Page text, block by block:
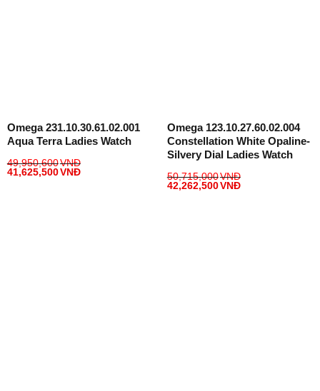
Omega 231.10.30.61.02.001
Aqua Terra Ladies Watch
49,950,600VNĐ
41,625,500VNĐ
Omega 123.10.27.60.02.004
Constellation White Opaline-
Silvery Dial Ladies Watch
50,715,000VNĐ
42,262,500VNĐ